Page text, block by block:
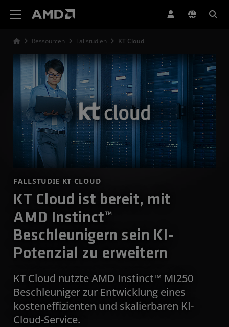
Ressourcen Fallstudien KT Cloud
FALLSTUDIE KT CLOUD
KT Cloud ist bereit, mit
AMD Instinct™
Beschleunigern sein KI-
Potenzial zu erweitern
KT Cloud nutzte AMD Instinct™ MI250
Beschleuniger zur Entwicklung eines
kosteneffizienten und skalierbaren KI-
Cloud-Service.